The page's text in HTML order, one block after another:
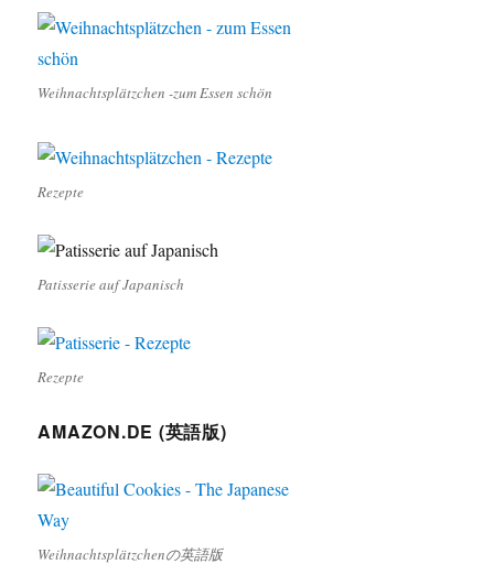
Weihnachtsplätzchen -zum Essen schön
Rezepte
Patisserie auf Japanisch
Rezepte
AMAZON.DE (英語版)
Weihnachtsplätzchenの英語版